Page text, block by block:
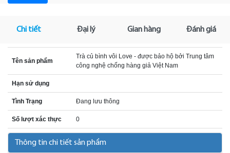
Chi tiết Đại lý Gian hàng Đánh giá
Tên sản phẩm
Trà củ bình vôi Love - được bảo hộ bởi Trung tâm
công nghệ chống hàng giả Việt Nam
Hạn sử dụng
Tình Trạng Đang lưu thông
Số lượt xác thực 0
Thông tin chi tiết sản phẩm